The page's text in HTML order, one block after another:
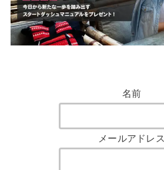
名前
メールアドレス